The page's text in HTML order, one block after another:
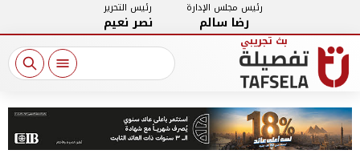
رئيس مجلس الإدارة
رضا سالم
رئيس التحرير
نصر نعيم